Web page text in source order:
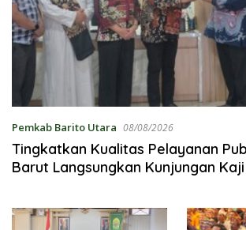
Pemkab Barito Utara 08/08/2026
Tingkatkan Kualitas Pelayanan
Barut Langsungkan Kunjungan